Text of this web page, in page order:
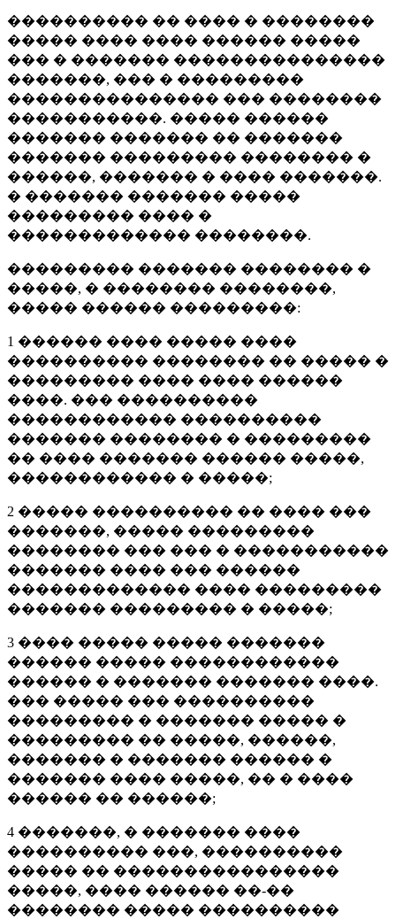
���������� �� ���� � ��������
����� ���� ���� ������ �����
��� � ������� ���������������
�������, ��� � ���������
��������������� ��� ��������
�����������. ����� ������
������� ������� �� �������
������� ��������� �������� �
������, ������� � ���� �������.
� ������� ������� �����
��������� ���� �
������������� ��������.
��������� ������� �������� �
�����, � �������� ��������,
����� ������ ���������:
1 ������ ���� ����� ����
���������� �������� �� ����� �
��������� ���� ���� ������
����. ��� ����������
������������ ����������
������� �������� � ���������
�� ���� ������� ������ �����,
������������ � �����;
2 ����� ���������� �� ���� ���
�������, ����� ���������
�������� ��� ��� � �����������
������� ���� ��� ������
������������� ���� ���������
������� ��������� � �����;
3 ���� ����� ����� �������
������ ����� ������������
������ � ������� ������� ����.
��� ����� ��� ����������
��������� � ������� ����� �
��������� �� �����, ������,
������� � ������� ������ �
������� ���� �����, �� � ����
������ �� ������;
4 �������, � ������� ����
���������� ���, ����������
����� �� ����������������
�����, ���� ������ ��-��
�������� ����� ����������